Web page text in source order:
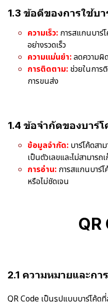
1.3 ข้อดีของการใช้บ
ความเร็ว: การสแกนบาร์
อย่างรวดเร็ว
ความแม่นยำ:ลดความผิ
การติดตาม: ช่วยในการ
การขนส่ง
1.4 ข้อจำกัดของบาร์โ
ข้อมูลจำกัด: บาร์โค้ดสา
เป็นตัวเลขและไม่สามาร
การอ่าน: การสแกนบาร์โ
หรือไม่ชัดเจน
QR
2.1 ความหมายและกา
QR Code เป็นรูปแบบบาร์โค้ด